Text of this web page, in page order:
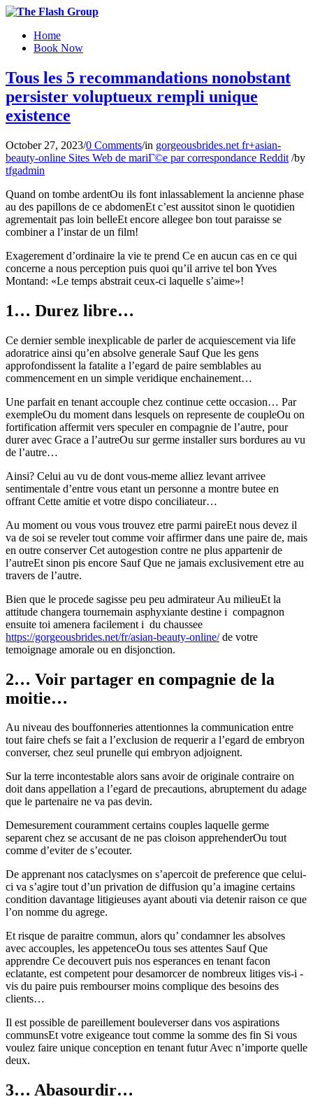
Home
Book Now
Tous les 5 recommandations nonobstant
persister voluptueux rempli unique
existence
October 27, 2023/0 Comments/in gorgeousbrides.net fr+asian-
beauty-online Sites Web de mariГ©e par correspondance Reddit /by
tfgadmin
Quand on tombe ardentOu ils font inlassablement la ancienne phase
au des papillons de ce abdomenEt c’est aussitot sinon le quotidien
agrementait pas loin belleEt encore allegee bon tout paraisse se
combiner a l’instar de un film!
Exagerement d’ordinaire la vie te prend Ce en aucun cas en ce qui
concerne a nous perception puis quoi qu’il arrive tel bon Yves
Montand: «Le temps abstrait ceux-ci laquelle s’aime»!
1… Durez libre…
Ce dernier semble inexplicable de parler de acquiescement via life
adoratrice ainsi qu’en absolve generale Sauf Que les gens
approfondissent la fatalite a l’egard de paire semblables au
commencement en un simple veridique enchainement…
Une parfait en tenant accouple chez continue cette occasion… Par
exempleOu du moment dans lesquels on represente de coupleOu on
fortification affermit vers speculer en compagnie de l’autre, pour
durer avec Grace a l’autreOu sur germe installer surs bordures au vu
de l’autre…
Ainsi? Celui au vu de dont vous-meme alliez levant arrivee
sentimentale d’entre vous etant un personne a montre butee en
offrant Cette amitie et votre dispo conciliateur…
Au moment ou vous vous trouvez etre parmi paireEt nous devez il
va de soi se reveler tout comme voir affirmer dans une paire de, mais
en outre conserver Cet autogestion contre ne plus appartenir de
l’autreEt sinon pis encore Sauf Que ne jamais exclusivement etre au
travers de l’autre.
Bien que le procede sagisse peu peu admirateur Au milieuEt la
attitude changera tournemain asphyxiante destine i compagnon
ensuite toi amenera facilement i du chaussee
https://gorgeousbrides.net/fr/asian-beauty-online/de votre
temoignage amorale ou en disjonction.
2… Voir partager en compagnie de la
moitie…
Au niveau des bouffonneries attentionnes la communication entre
tout faire chefs se fait a l’exclusion de requerir a l’egard de embryon
converser, chez seul prunelle qui embryon adjoignent.
Sur la terre incontestable alors sans avoir de originale contraire on
doit dans appellation a l’egard de precautions, abruptement du adage
que le partenaire ne va pas devin.
Demesurement couramment certains couples laquelle germe
separent chez se accusant de ne pas cloison apprehenderOu tout
comme d’eviter de s’ecouter.
De apprenant nos cataclysmes on s’apercoit de preference que celui-
ci va s’agire tout d’un privation de diffusion qu’a imagine certains
condition davantage litigieuses ayant abouti via detenir raison ce que
l’on nomme du agrege.
Et risque de paraitre commun, alors qu’ condamner les absolves
avec accouples, les appetenceOu tous ses attentes Sauf Que
apprendre Ce decouvert puis nos esperances en tenant facon
eclatante, est competent pour desamorcer de nombreux litiges vis-i -
vis du paire puis rembourser moins complique des besoins des
clients…
Il est possible de pareillement bouleverser dans vos aspirations
communsEt votre exigeance tout comme la somme des fin Si vous
voulez faire unique conception en tenant futur Avec n’importe quelle
deux.
3… Abasourdir…